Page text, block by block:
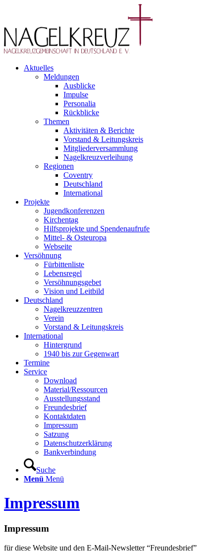
Aktuelles
Meldungen
Ausblicke
Impulse
Personalia
Rückblicke
Themen
Aktivitäten & Berichte
Vorstand & Leitungskreis
Mitgliederversammlung
Nagelkreuzverleihung
Regionen
Coventry
Deutschland
International
Projekte
Jugendkonferenzen
Kirchentag
Hilfsprojekte und Spendenaufrufe
Mittel- & Osteuropa
Webseite
Versöhnung
Fürbittenliste
Lebensregel
Versöhnungsgebet
Vision und Leitbild
Deutschland
Nagelkreuzzentren
Verein
Vorstand & Leitungskreis
International
Hintergrund
1940 bis zur Gegenwart
Termine
Service
Download
Material/Ressourcen
Ausstellungsstand
Freundesbrief
Kontaktdaten
Impressum
Satzung
Datenschutzerklärung
Bankverbindung
Suche
Menü Menü
Impressum
Impressum
für diese Website und den E-Mail-Newsletter “Freundesbrief”